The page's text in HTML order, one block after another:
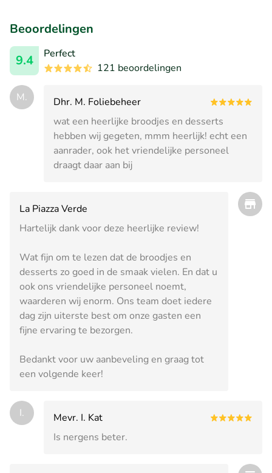
Beoordelingen
9.4
Perfect
121 beoordelingen
M.
Dhr. M. Foliebeheer
wat een heerlijke broodjes en desserts
hebben wij gegeten, mmm heerlijk! echt een
aanrader, ook het vriendelijke personeel
draagt daar aan bij
La Piazza Verde
Hartelijk dank voor deze heerlijke review!
Wat fijn om te lezen dat de broodjes en
desserts zo goed in de smaak vielen. En dat u
ook ons vriendelijke personeel noemt,
waarderen wij enorm. Ons team doet iedere
dag zijn uiterste best om onze gasten een
fijne ervaring te bezorgen.
Bedankt voor uw aanbeveling en graag tot
een volgende keer!
I.
Mevr. I. Kat
Is nergens beter.